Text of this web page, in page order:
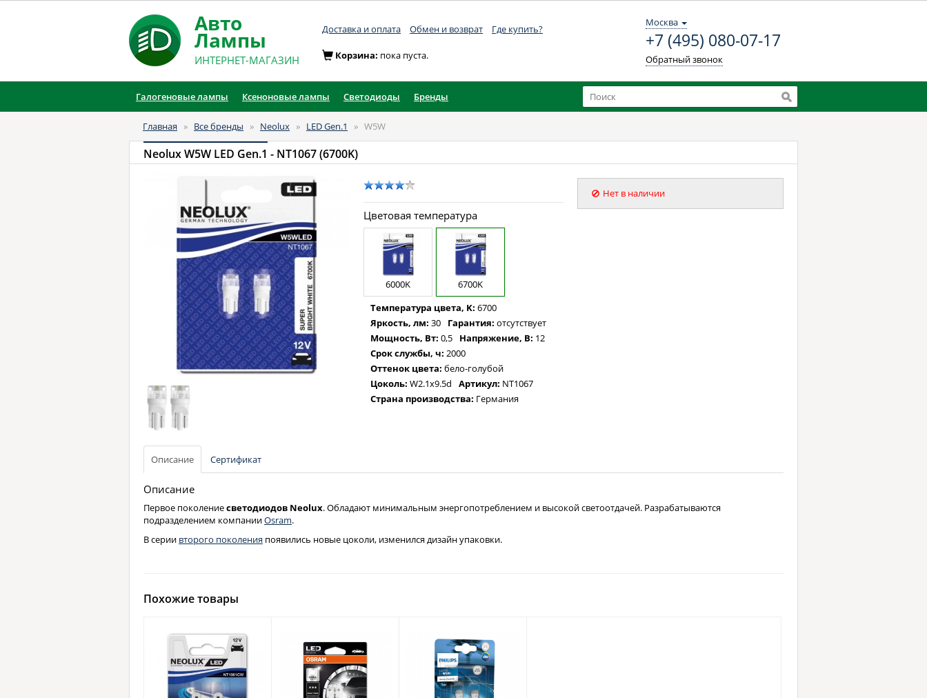
Авто
Лампы
ИНТЕРНЕТ-МАГАЗИН
Доставка и оплата Обмен и возврат Где купить?
Москва
+7 (495) 080-07-17
Обратный звонок
Корзина: пока пуста.
Галогеновые лампы Ксеноновые лампы Светодиоды Бренды
Главная » Все бренды » Neolux » LED Gen.1 » W5W
Neolux W5W LED Gen.1 - NT1067 (6700K)
Цветовая температура
6000K
6700K
Температура цвета, K: 6700
Яркость, лм: 30 Гарантия: отсутствует
Мощность, Вт: 0,5 Напряжение, В: 12
Срок службы, ч: 2000
Оттенок цвета: бело-голубой
Цоколь: W2.1x9.5d Артикул: NT1067
Страна производства: Германия
Нет в наличии
Описание Сертификат
Описание
Первое поколениесветодиодов Neolux. Обладают минимальным энергопотреблением и высокой светоотдачей. Разрабатываются
подразделением компанииOsram.
В серии второго поколения появились новые цоколи, изменился дизайн упаковки.
Похожие товары